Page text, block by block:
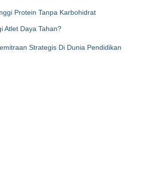
Protein Tanpa Karbohidrat
Atlet Daya Tahan?
Strategis Di Dunia Pendidikan